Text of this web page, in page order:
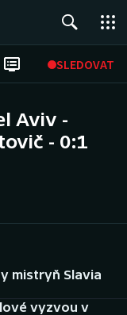
SLEDOVAT
Aviv -
- 0:1
mistryň Slavia
vyzvou v